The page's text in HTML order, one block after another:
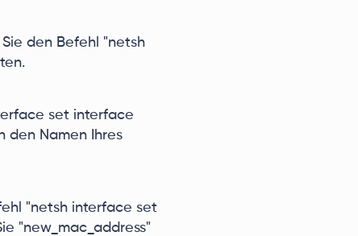
den Befehl "netsh
set interface
den Namen Ihres
"netsh interface set
"new_mac_address"